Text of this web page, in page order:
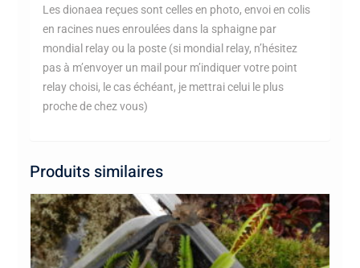
Les dionaea reçues sont celles en photo, envoi en colis
en racines nues enroulées dans la sphaigne par
mondial relay ou la poste (si mondial relay, n’hésitez
pas à m’envoyer un mail pour m’indiquer votre point
relay choisi, le cas échéant, je mettrai celui le plus
proche de chez vous)
Produits similaires